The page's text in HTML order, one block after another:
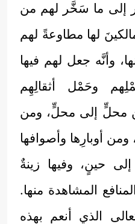
إلى ما سَخَّر لهم من
لها مطاوعةً لهم
وأنَّه جعل لهم فيها
وحَمْل أثقالِهِم
محلٍّ إلى محلٍّ، ومن
ومن أوبارِها وأصوافها
إلى حينٍ، وفيها زينةٌ
المشاهدة منها.
الذي أنعم بهذه